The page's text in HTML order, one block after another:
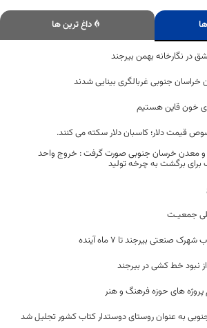
داغ ترین ها
در نگارخانه بهمن بیرجند
خون قاین هستیم
قیمت دلار؛ کاسبان دلار سکته می کنند.
و معدن خرسان جنوبی صورت گرفت : خروج واحد
برای برگشت به چرخه تولید
صنعتی بیرجند تا ۷ ماه آینده
نبود خط کشی در بیرجند
پروژه های حوزه فرهنگ و هنر
به عنوان روستای دوستدار کتاب کشور تجلیل شد